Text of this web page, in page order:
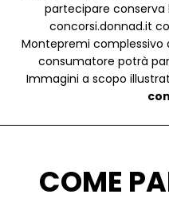
partecipare conserva
concorsi.donnad.it
Montepremi complessivo
consumatore potrà
Immagini a scopo
COME